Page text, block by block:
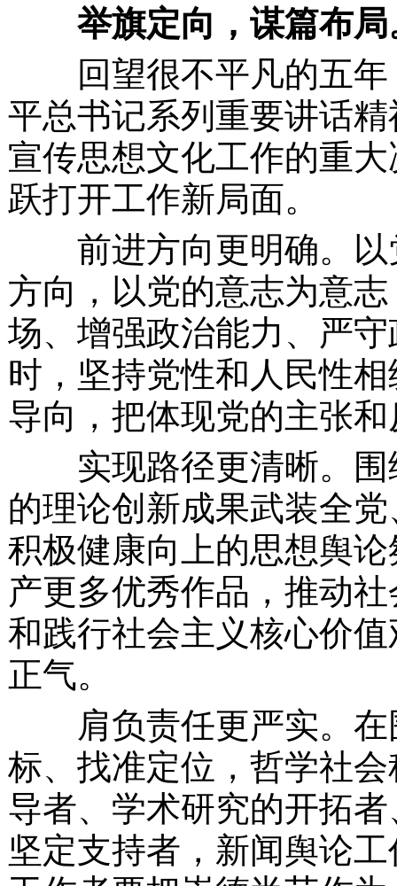
举旗定向，谋篇布局
回望很不平凡的五年
平总书记系列重要讲话
宣传思想文化工作的重
跃打开工作新局面。
前进方向更明确。以
方向，以党的意志为意
场、增强政治能力、严
时，坚持党性和人民性
导向，把体现党的主张
实现路径更清晰。围
的理论创新成果武装全
积极健康向上的思想舆
产更多优秀作品，推动
和践行社会主义核心价
正气。
肩负责任更严实。在
标、找准定位，哲学社
导者、学术研究的开拓
坚定支持者，新闻舆论